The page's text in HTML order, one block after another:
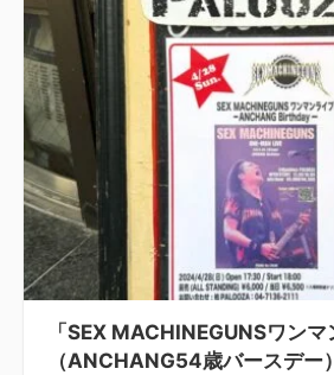
「SEX MACHINEGUNSワン
（ANCHANG54歳バースデー